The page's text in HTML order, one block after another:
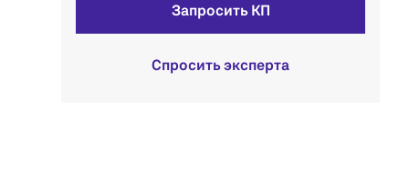
Запросить КП
Спросить эксперта